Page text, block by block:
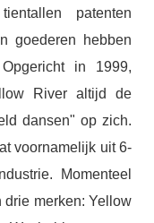
patenten
goederen hebben
in 1999,
River altijd de
dansen" op zich.
voornamelijk uit 6-
Momenteel
drie merken: Yellow